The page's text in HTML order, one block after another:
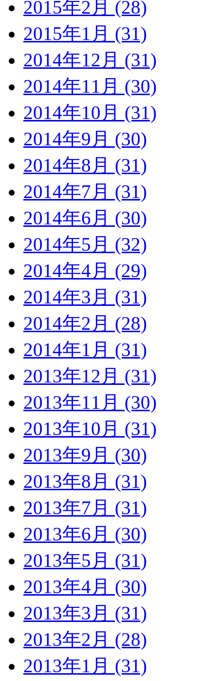
2015年2月 (28)
2015年1月 (31)
2014年12月 (31)
2014年11月 (30)
2014年10月 (31)
2014年9月 (30)
2014年8月 (31)
2014年7月 (31)
2014年6月 (30)
2014年5月 (32)
2014年4月 (29)
2014年3月 (31)
2014年2月 (28)
2014年1月 (31)
2013年12月 (31)
2013年11月 (30)
2013年10月 (31)
2013年9月 (30)
2013年8月 (31)
2013年7月 (31)
2013年6月 (30)
2013年5月 (31)
2013年4月 (30)
2013年3月 (31)
2013年2月 (28)
2013年1月 (31)